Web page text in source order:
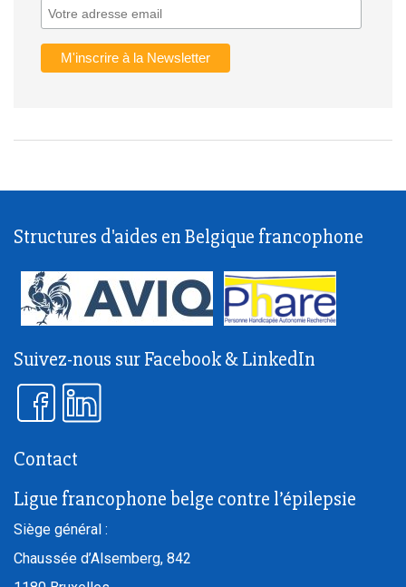
Structures d'aides en Belgique francophone
Suivez-nous sur Facebook & LinkedIn
Contact
Ligue francophone belge contre l’épilepsie
Siège général :
Chaussée d’Alsemberg, 842